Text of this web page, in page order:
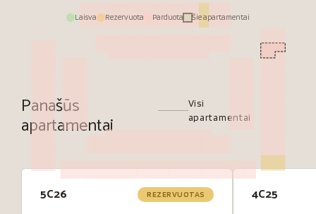
Laisva Rezervuota Parduota Šie apartamentai
Panašūs
apartamentai
Visi
apartamentai
5C26 REZERVUOTAS 4C25